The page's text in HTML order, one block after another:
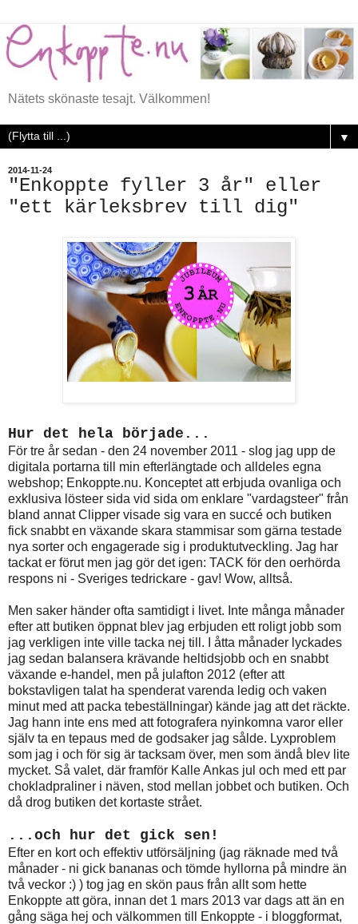
Nätets skönaste tesajt. Välkommen!
▼
2014-11-24
"Enkoppte fyller 3 år" eller
"ett kärleksbrev till dig"
Hur det hela började...
För tre år sedan - den 24 november 2011 - slog jag upp de
digitala portarna till min efterlängtade och alldeles egna
webshop; Enkoppte.nu. Konceptet att erbjuda ovanliga och
exklusiva lösteer sida vid sida om enklare "vardagsteer" från
bland annat Clipper visade sig vara en succé och butiken
fick snabbt en växande skara stammisar som gärna testade
nya sorter och engagerade sig i produktutveckling. Jag har
tackat er förut men jag gör det igen: TACK för den oerhörda
respons ni - Sveriges tedrickare - gav! Wow, alltså.
Men saker händer ofta samtidigt i livet. Inte många månader
efter att butiken öppnat blev jag erbjuden ett roligt jobb som
jag verkligen inte ville tacka nej till. I åtta månader lyckades
jag sedan balansera krävande heltidsjobb och en snabbt
växande e-handel, men på julafton 2012 (efter att
bokstavligen talat ha spenderat varenda ledig och vaken
minut med att packa tebeställningar) kände jag att det räckte.
Jag hann inte ens med att fotografera nyinkomna varor eller
själv ta en tepaus med de godsaker jag sålde. Lyxproblem
som jag i och för sig är tacksam över, men som ändå blev lite
mycket. Så valet, där framför Kalle Ankas jul och med ett par
chokladpraliner i näven, stod mellan jobbet och butiken. Och
då drog butiken det kortaste strået.
...och hur det gick sen!
Efter en kort och effektiv utförsäljning (jag räknade med två
månader - ni gick bananas och tömde hyllorna på mindre än
två veckor :) ) tog jag en skön paus från allt som hette
Enkoppte att göra, innan det 1 mars 2013 var dags att än en
gång säga hej och välkommen till Enkoppte - i bloggformat,